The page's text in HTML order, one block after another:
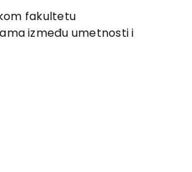
fakultetu
između umetnosti i